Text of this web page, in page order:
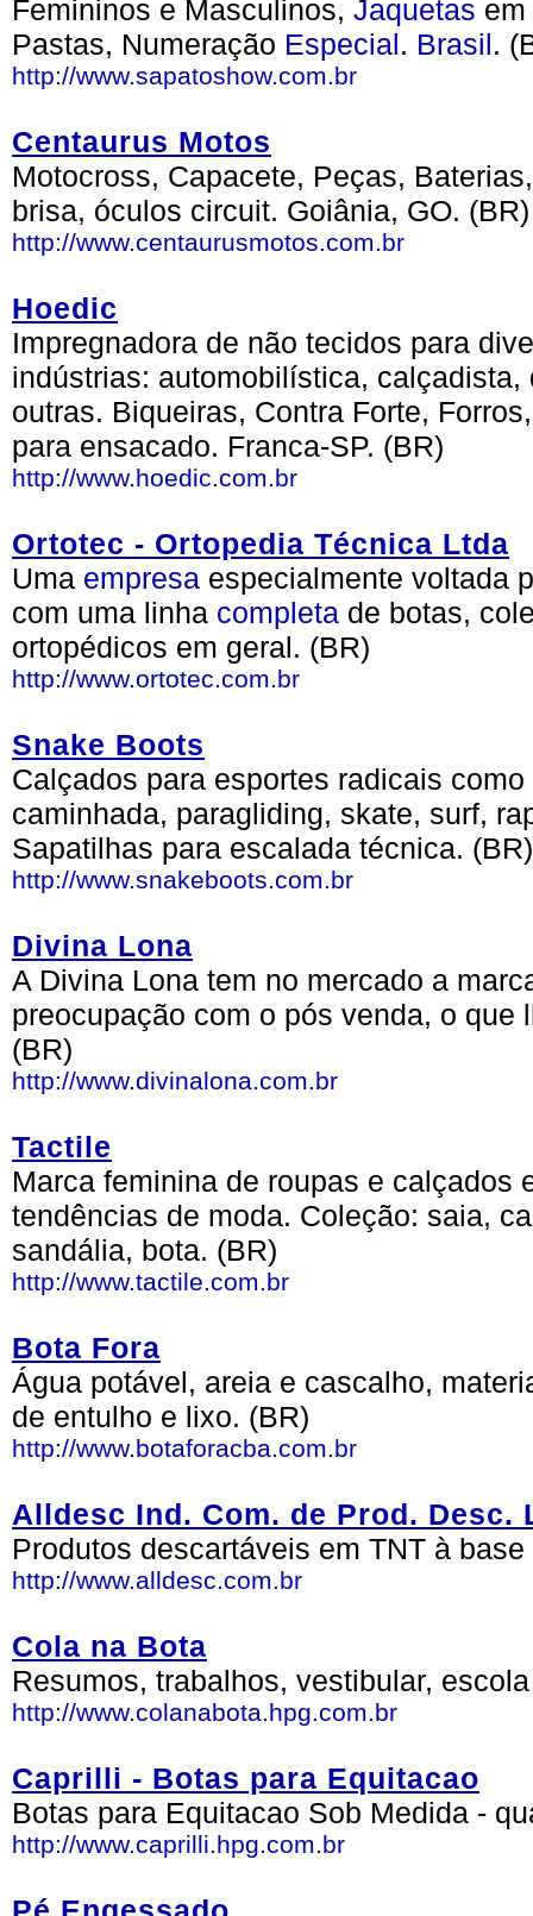
Femininos e Masculinos, Jaquetas em
Pastas, Numeração Especial. Brasil.
http://www.sapatoshow.com.br
Centaurus Motos
Motocross, Capacete, Peças,
brisa, óculos circuit. Goiânia, GO. (BR)
http://www.centaurusmotos.com.br
Hoedic
Impregnadora de não tecidos para
indústrias: automobilística,
outras. Biqueiras, Contra Forte,
para ensacado. Franca-SP. (BR)
http://www.hoedic.com.br
Ortotec - Ortopedia Técnica Ltda
Uma empresa especialmente voltada
com uma linha completa de botas,
ortopédicos em geral. (BR)
http://www.ortotec.com.br
Snake Boots
Calçados para esportes radicais
caminhada, paragliding, skate, surf,
Sapatilhas para escalada técnica. (BR)
http://www.snakeboots.com.br
Divina Lona
A Divina Lona tem no mercado a
preocupação com o pós venda, o
(BR)
http://www.divinalona.com.br
Tactile
Marca feminina de roupas e calçados
tendências de moda. Coleção: saia,
sandália, bota. (BR)
http://www.tactile.com.br
Bota Fora
Água potável, areia e cascalho,
de entulho e lixo. (BR)
http://www.botaforacba.com.br
Alldesc Ind. Com. de Prod. Desc.
Produtos descartáveis em TNT à
http://www.alldesc.com.br
Cola na Bota
Resumos, trabalhos, vestibular,
http://www.colanabota.hpg.com.br
Caprilli - Botas para Equitacao
Botas para Equitacao Sob Medida -
http://www.caprilli.hpg.com.br